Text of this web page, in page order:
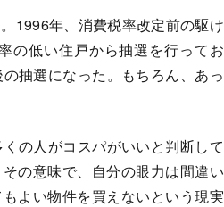
1996年、消費税率改定前の駆け
の低い住戸から抽選を行ってお
抽選になった。もちろん、あっ
の人がコスパがいいと判断して
の意味で、自分の眼力は間違い
よい物件を買えないという現実